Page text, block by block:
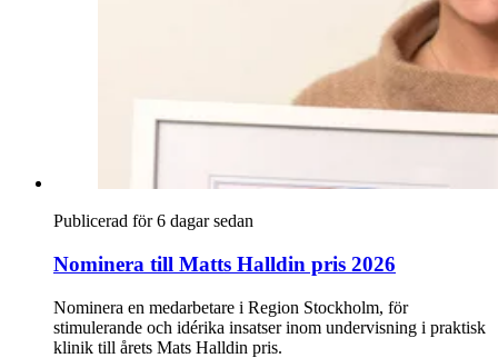
Publicerad för 6 dagar sedan
Nominera till Matts Halldin pris 2026
Nominera en medarbetare i Region Stockholm, för
stimulerande och idérika insatser inom undervisning i praktisk
klinik till årets Mats Halldin pris.